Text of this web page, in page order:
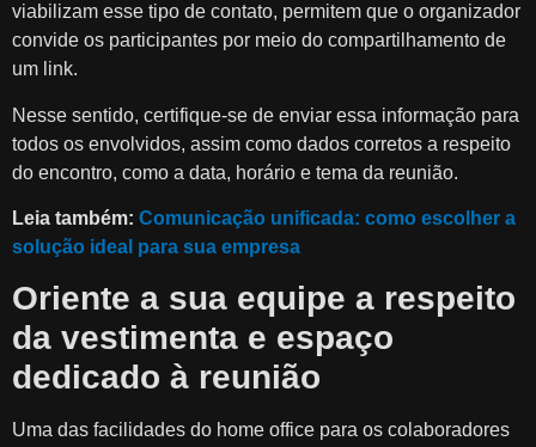
viabilizam esse tipo de contato, permitem que o organizador
convide os participantes por meio do compartilhamento de
um link.
Nesse sentido, certifique-se de enviar essa informação para
todos os envolvidos, assim como dados corretos a respeito
do encontro, como a data, horário e tema da reunião.
Leia também: Comunicação unificada: como escolher a
solução ideal para sua empresa
Oriente a sua equipe a respeito
da vestimenta e espaço
dedicado à reunião
Uma das facilidades do home office para os colaboradores